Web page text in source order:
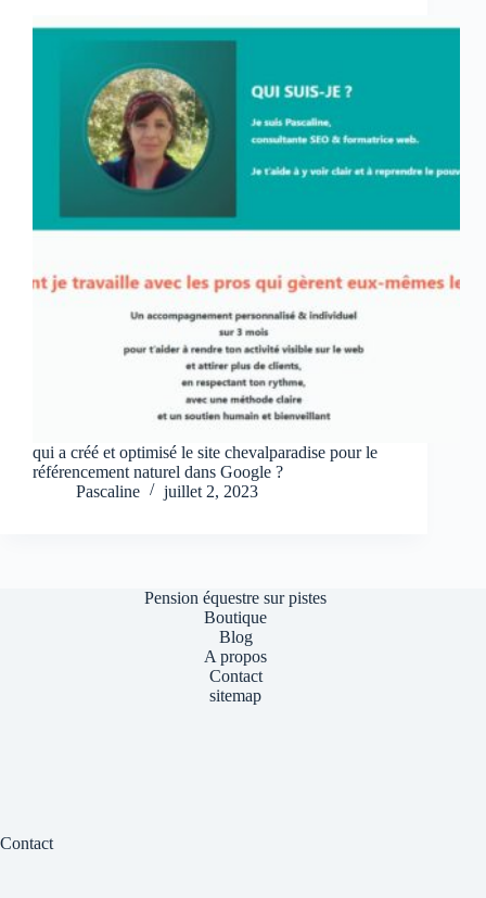
qui a créé et optimisé le site chevalparadise pour le
référencement naturel dans Google ?
Pascaline
juillet 2, 2023
Pension équestre sur pistes
Boutique
Blog
A propos
Contact
sitemap
Contact